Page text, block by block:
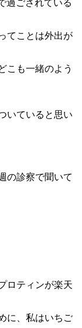
過ごされている
てことは外出が
こも一緒のよう
いていると思い
の診察で聞いて
ロティンが楽天
に、私はいちご